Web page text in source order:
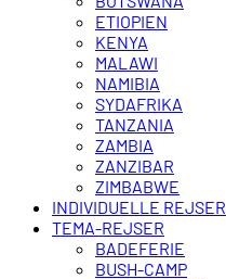
ETIOPIEN
KENYA
MALAWI
NAMIBIA
SYDAFRIKA
TANZANIA
ZAMBIA
ZANZIBAR
ZIMBABWE
INDIVIDUELLE REJSER
TEMA-REJSER
BADEFERIE
BUSH-CAMP